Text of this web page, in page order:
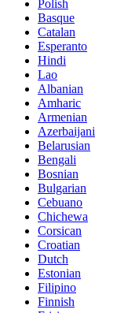
Polish
Basque
Catalan
Esperanto
Hindi
Lao
Albanian
Amharic
Armenian
Azerbaijani
Belarusian
Bengali
Bosnian
Bulgarian
Cebuano
Chichewa
Corsican
Croatian
Dutch
Estonian
Filipino
Finnish